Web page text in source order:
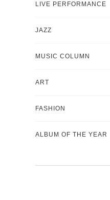
LIVE PERFORMANCE
JAZZ
MUSIC COLUMN
ART
FASHION
ALBUM OF THE YEAR